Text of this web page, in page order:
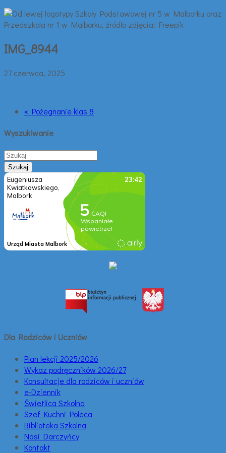
IMG_8944
27 czerwca, 2025
« Pożegnanie klas 8
Wyszukiwanie
Dla Rodziców i Uczniów
Plan lekcji 2025/2026
Wykaz podręczników 2026/27
Konsultacje dla rodziców i uczniów
e-Dziennik
Świetlica Szkolna
Szef Kuchni Poleca
Biblioteka Szkolna
Nasi Darczyńcy
Kontakt